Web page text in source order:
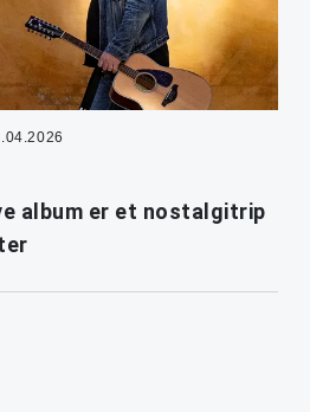
album er et nostalgitrip